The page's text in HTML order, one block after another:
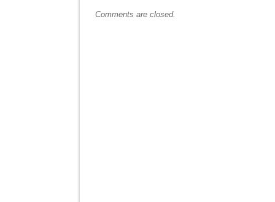
Comments are closed.